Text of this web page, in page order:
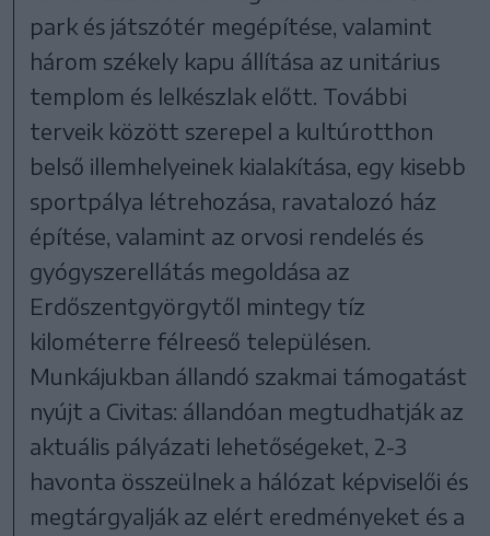
park és játszótér megépítése, valamint
három székely kapu állítása az unitárius
templom és lelkészlak előtt. További
terveik között szerepel a kultúrotthon
belső illemhelyeinek kialakítása, egy kisebb
sportpálya létrehozása, ravatalozó ház
építése, valamint az orvosi rendelés és
gyógyszerellátás megoldása az
Erdőszentgyörgytől mintegy tíz
kilométerre félreeső településen.
Munkájukban állandó szakmai támogatást
nyújt a Civitas: állandóan megtudhatják az
aktuális pályázati lehetőségeket, 2-3
havonta összeülnek a hálózat képviselői és
megtárgyalják az elért eredményeket és a